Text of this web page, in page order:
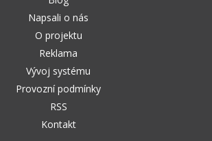
Napsali o nás
O projektu
Reklama
Vývoj systému
Provozní podmínky
RSS
Kontakt